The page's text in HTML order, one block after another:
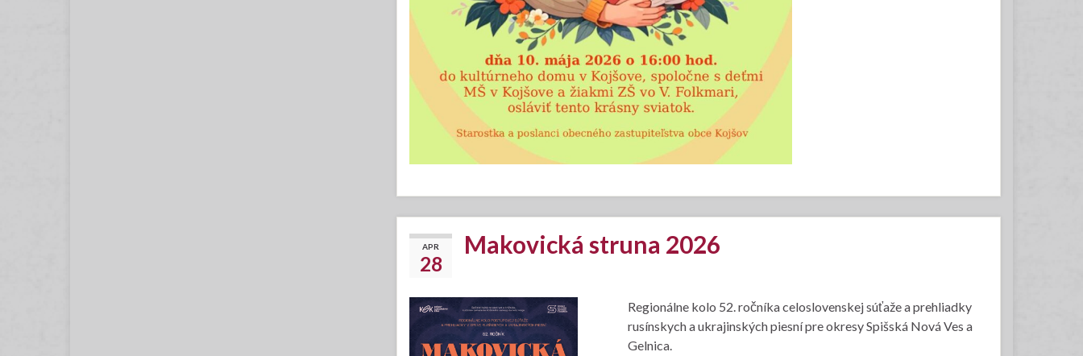
APR
28
Makovická struna 2026
Regionálne kolo 52. ročníka celoslovenskej súťaže a prehliadky
rusínskych a ukrajinských piesní pre okresy Spišská Nová Ves a
Gelnica.